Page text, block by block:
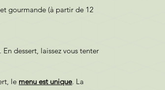
gourmande (à partir de 12
dessert, laissez vous tenter
le menu est unique. La